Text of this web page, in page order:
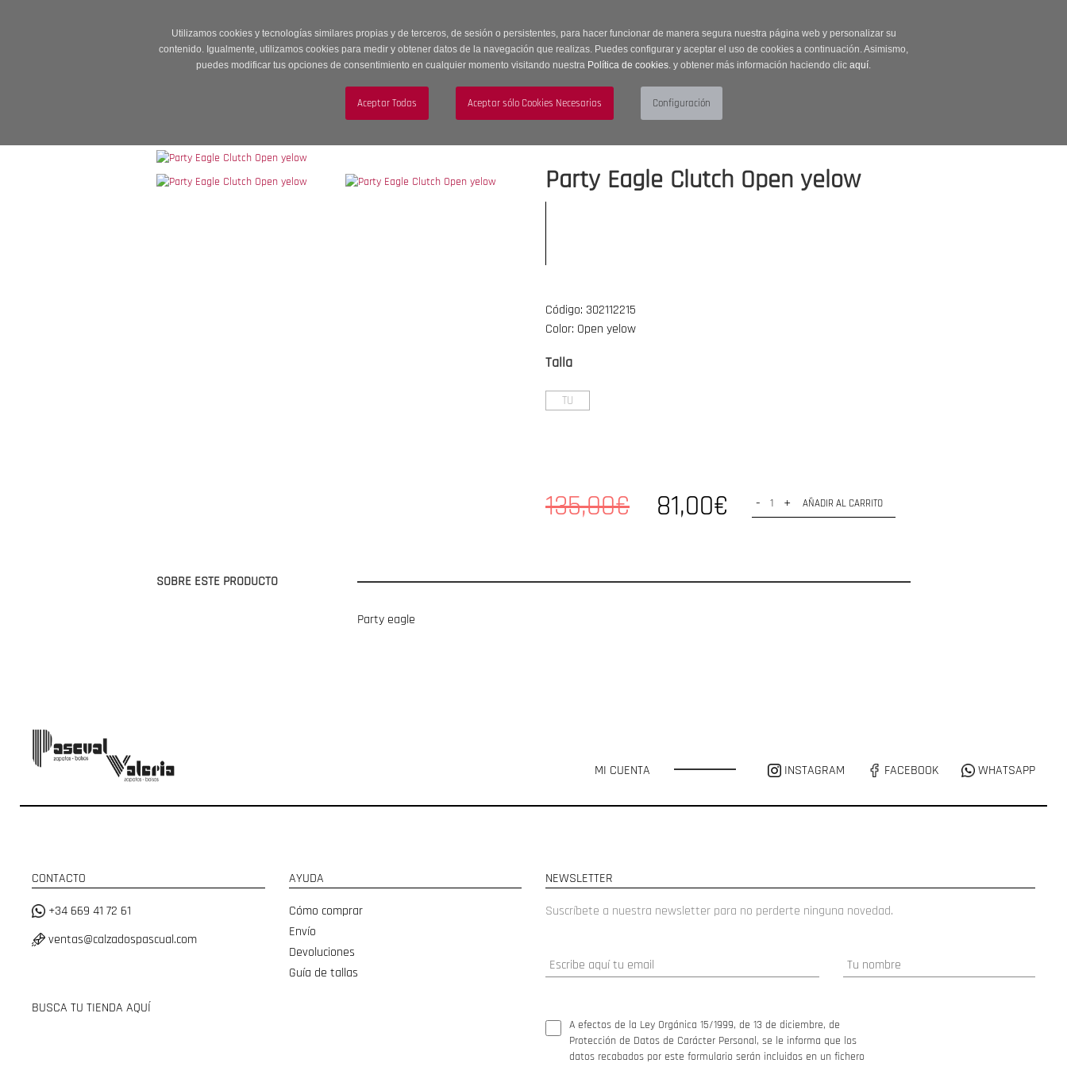
Utilizamos cookies y tecnologías similares propias y de terceros, de sesión o persistentes, para hacer funcionar de manera segura nuestra página web y personalizar su
contenido. Igualmente, utilizamos cookies para medir y obtener datos de la navegación que realizas. Puedes configurar y aceptar el uso de cookies a continuación. Asimismo,
puedes modificar tus opciones de consentimiento en cualquier momento visitando nuestra Política de cookies. y obtener más información haciendo clic aquí.
MUJER HOMBRE ACCESORIOS
Party Eagle Clutch Open yelow
Código: 302112215
Color: Open yelow
Talla
TU
135,00€ 81,00€ - + AÑADIR AL CARRITO
SOBRE ESTE PRODUCTO
Party eagle
MI CUENTA INSTAGRAM FACEBOOK WHATSAPP
CONTACTO
+34 669 41 72 61
ventas@calzadospascual.com
BUSCA TU TIENDA AQUÍ
AYUDA
Cómo comprar
Envío
Devoluciones
Guía de tallas
NEWSLETTER
Suscríbete a nuestra newsletter para no perderte ninguna novedad.
A efectos de la Ley Orgánica 15/1999, de 13 de diciembre, de
Protección de Datos de Carácter Personal, se le informa que los
datos recabados por este formulario serán incluidos en un fichero